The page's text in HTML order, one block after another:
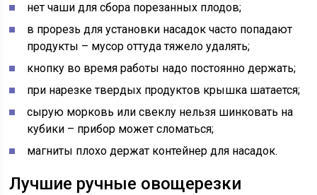
нет чаши для сбора порезанных плодов;
в прорезь для установки насадок часто попадают
продукты – мусор оттуда тяжело удалять;
кнопку во время работы надо постоянно держать;
при нарезке твердых продуктов крышка шатается;
сырую морковь или свеклу нельзя шинковать на
кубики – прибор может сломаться;
магниты плохо держат контейнер для насадок.
Лучшие ручные овощерезки